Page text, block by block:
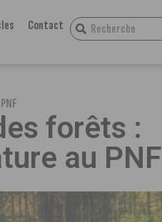
Contact
forêts :
au PNF